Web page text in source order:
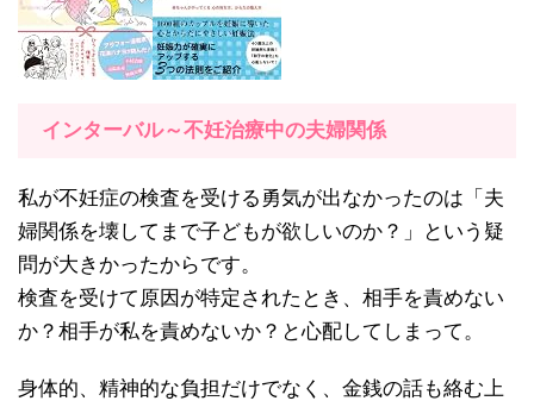
インターバル～不妊治療中の夫婦関係
私が不妊症の検査を受ける勇気が出なかったのは「夫
婦関係を壊してまで子どもが欲しいのか？」という疑
問が大きかったからです。
検査を受けて原因が特定されたとき、相手を責めない
か？相手が私を責めないか？と心配してしまって。
身体的、精神的な負担だけでなく、金銭の話も絡む上